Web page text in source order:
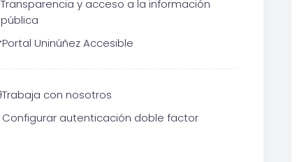
Transparencia y acceso a la información
pública
Portal Uninúñez Accesible
Trabaja con nosotros
Configurar autenticación doble factor